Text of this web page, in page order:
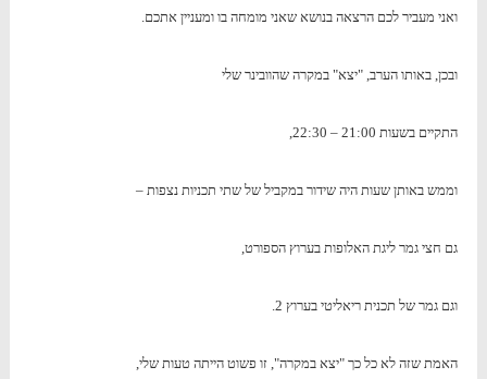
ואני מעביר לכם הרצאה בנושא שאני מומחה בו ומעניין אתכם.
ובכן, באותו הערב, "יצא" במקרה שהוובינר שלי
התקיים בשעות 21:00 – 22:30,
וממש באותן שעות היה שידור במקביל של שתי תכניות נצפות –
גם חצי גמר ליגת האלופות בערוץ הספורט,
וגם גמר של תכנית ריאליטי בערוץ 2.
האמת שזה לא כל כך "יצא במקרה", זו פשוט הייתה טעות שלי,